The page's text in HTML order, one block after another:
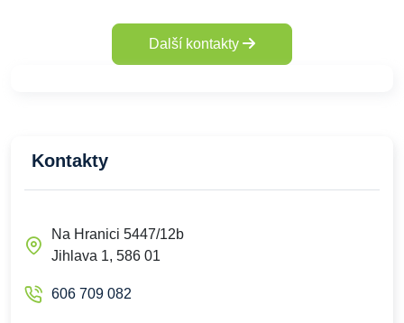
Další kontakty
Kontakty
Na Hranici 5447/12b
Jihlava 1, 586 01
606 709 082